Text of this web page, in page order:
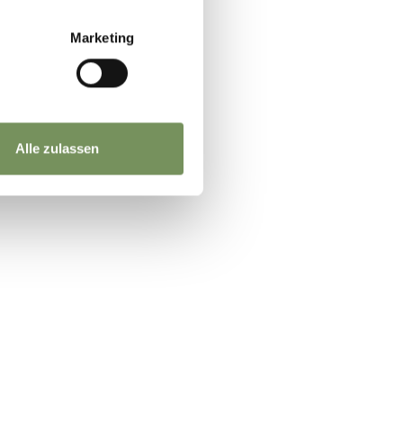
Marketing
Alle zulassen